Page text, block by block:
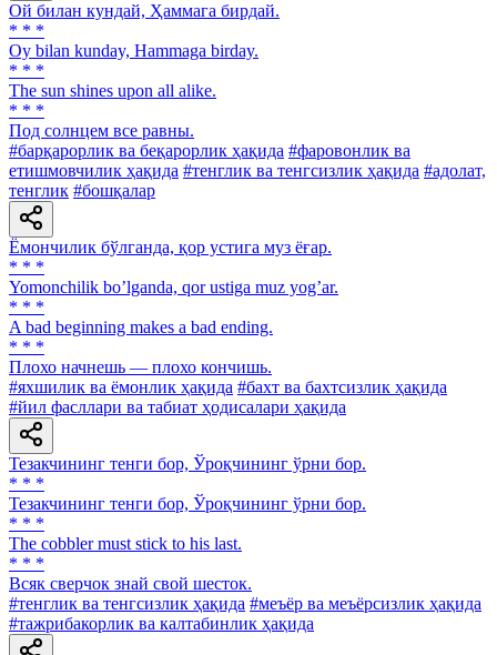
Ой билан кундай, Ҳаммага бирдай.
* * *
Oy bilan kunday, Hammaga birday.
* * *
The sun shines upon all alike.
* * *
Под солнцем все равны.
#барқарорлик ва беқарорлик ҳақида #фаровонлик ва
етишмовчилик ҳақида #тенглик ва тенгсизлик ҳақида #адолат,
тенглик #бошқалар
Ёмончилик бўлганда, қор устига муз ёғар.
* * *
Yomonchilik boʼlganda, qor ustiga muz yogʼar.
* * *
A bad beginning makes a bad ending.
* * *
Плохо начнешь — плохо кончишь.
#яхшилик ва ёмонлик ҳақида #бахт ва бахтсизлик ҳақида
#йил фасллари ва табиат ҳодисалари ҳақида
Тезакчининг тенги бор, Ўроқчининг ўрни бор.
* * *
Тезакчининг тенги бор, Ўроқчининг ўрни бор.
* * *
The cobbler must stick to his last.
* * *
Всяк сверчок знай свой шесток.
#тенглик ва тенгсизлик ҳақида #меъёр ва меъёрсизлик ҳақида
#тажрибакорлик ва калтабинлик ҳақида